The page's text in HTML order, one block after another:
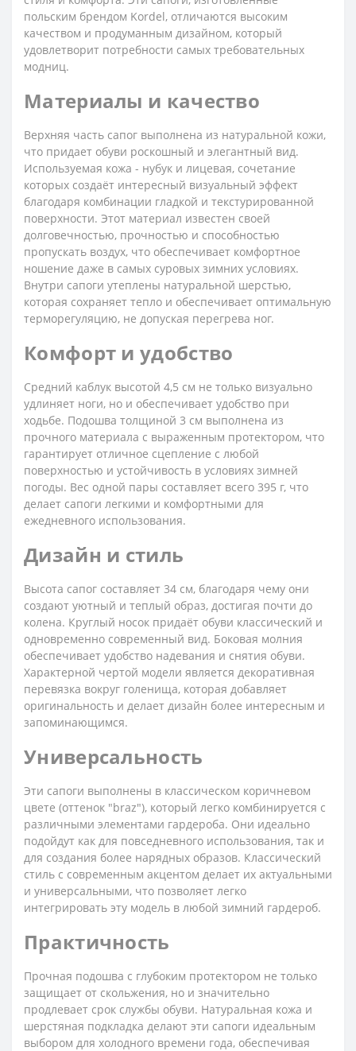
польским брендом Kordel, отличаются высоким
качеством и продуманным дизайном, который
удовлетворит потребности самых требовательных
модниц.
Материалы и качество
Верхняя часть сапог выполнена из натуральной кожи,
что придает обуви роскошный и элегантный вид.
Используемая кожа - нубук и лицевая, сочетание
которых создаёт интересный визуальный эффект
благодаря комбинации гладкой и текстурированной
поверхности. Этот материал известен своей
долговечностью, прочностью и способностью
пропускать воздух, что обеспечивает комфортное
ношение даже в самых суровых зимних условиях.
Внутри сапоги утеплены натуральной шерстью,
которая сохраняет тепло и обеспечивает оптимальную
терморегуляцию, не допуская перегрева ног.
Комфорт и удобство
Средний каблук высотой 4,5 см не только визуально
удлиняет ноги, но и обеспечивает удобство при
ходьбе. Подошва толщиной 3 см выполнена из
прочного материала с выраженным протектором, что
гарантирует отличное сцепление с любой
поверхностью и устойчивость в условиях зимней
погоды. Вес одной пары составляет всего 395 г, что
делает сапоги легкими и комфортными для
ежедневного использования.
Дизайн и стиль
Высота сапог составляет 34 см, благодаря чему они
создают уютный и теплый образ, достигая почти до
колена. Круглый носок придаёт обуви классический и
одновременно современный вид. Боковая молния
обеспечивает удобство надевания и снятия обуви.
Характерной чертой модели является декоративная
перевязка вокруг голенища, которая добавляет
оригинальность и делает дизайн более интересным и
запоминающимся.
Универсальность
Эти сапоги выполнены в классическом коричневом
цвете (оттенок "braz"), который легко комбинируется с
различными элементами гардероба. Они идеально
подойдут как для повседневного использования, так и
для создания более нарядных образов. Классический
стиль с современным акцентом делает их актуальными
и универсальными, что позволяет легко
интегрировать эту модель в любой зимний гардероб.
Практичность
Прочная подошва с глубоким протектором не только
защищает от скольжения, но и значительно
продлевает срок службы обуви. Натуральная кожа и
шерстяная подкладка делают эти сапоги идеальным
выбором для холодного времени года, обеспечивая